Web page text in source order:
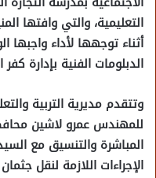
التعليمية، والتي وافتها
أثناء توجهها لأداء
الدبلومات الفنية بإدارة
وتتقدم مديرية التربية
للمهندس عمرو لاشين
المباشرة والتنسيق مع
الإجراءات اللازمة لنقل